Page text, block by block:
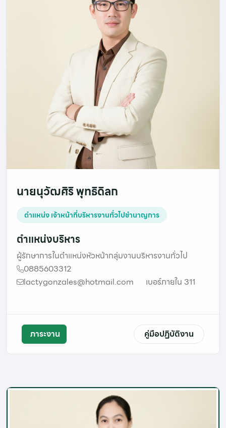
นายนุวัฒศิริ พุทธิดิลก
ตำแหน่ง เจ้าหน้าที่บริหารงานทั่วไปชำนาญการ
ตำแหน่งบริหาร
ผู้รักษาการในตำแหน่งหัวหน้ากลุ่มงานบริหารงานทั่วไป
0885603312
lactygonzales@hotmail.com
เบอร์ภายใน 311
ภาระงาน คู่มือปฏิบัติงาน